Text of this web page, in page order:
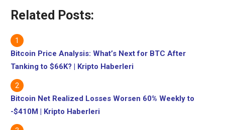
Related Posts:
Bitcoin Price Analysis: What’s Next for BTC After
Tanking to $66K? | Kripto Haberleri
Bitcoin Net Realized Losses Worsen 60% Weekly to
-$410M | Kripto Haberleri